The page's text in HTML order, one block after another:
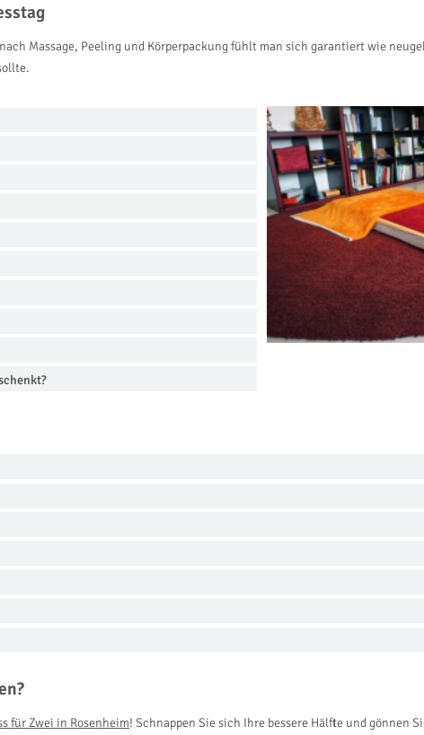
Massage, Peeling und Körperpackung fühlt man sich garantiert wie
für Zwei in Rosenheim! Schnappen Sie sich Ihre bessere Hälfte und gönnen